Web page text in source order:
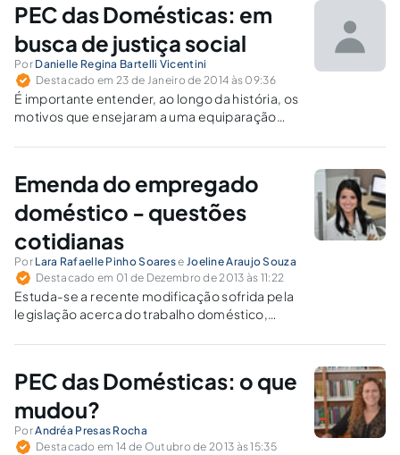
PEC das Domésticas: em
busca de justiça social
Por Danielle Regina Bartelli Vicentini
Destacado em 23 de Janeiro de 2014 às 09:36
É importante entender, ao longo da história, os
motivos que ensejaram a uma equiparação
empregados domésticos.
Emenda do empregado
doméstico - questões
cotidianas
Por Lara Rafaelle Pinho Soarese Joeline Araujo Souza
Destacado em 01 de Dezembro de 2013 às 11:22
Estuda-se a recente modificação sofrida pela
legislação acerca do trabalho doméstico,
para o quotidiano, incluindo a questão da
pagamento de verbas devidas aos
empregados domésticos.
PEC das Domésticas: o que
mudou?
PorAndréa Presas Rocha
Destacado em 14 de Outubro de 2013 às 15:35